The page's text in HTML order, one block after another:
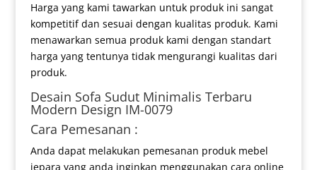
Harga yang kami tawarkan untuk produk ini sangat
kompetitif dan sesuai dengan kualitas produk. Kami
menawarkan semua produk kami dengan standart
harga yang tentunya tidak mengurangi kualitas dari
produk.
Desain Sofa Sudut Minimalis Terbaru
Modern Design IM-0079
Cara Pemesanan :
Anda dapat melakukan pemesanan produk mebel
jepara yang anda inginkan menggunakan cara online